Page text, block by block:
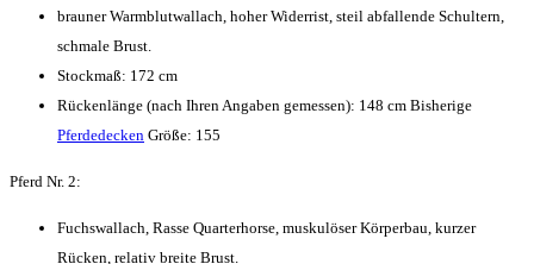
brauner Warmblutwallach, hoher Widerrist, steil abfallende Schultern,
schmale Brust.
Stockmaß: 172 cm
Rückenlänge (nach Ihren Angaben gemessen): 148 cm Bisherige
Pferdedecken Größe: 155
Pferd Nr. 2:
Fuchswallach, Rasse Quarterhorse, muskulöser Körperbau, kurzer
Rücken, relativ breite Brust.